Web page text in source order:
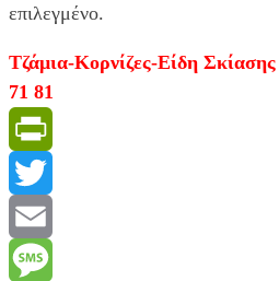
επιλεγμένο.
Τζάμια-Κορνίζες-Είδη
71 81
PrintFriendly
Twitter
Email